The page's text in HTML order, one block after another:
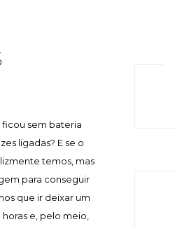
sem bateria
ligadas? E se o
temos, mas
para conseguir
que ir deixar um
e, pelo meio,